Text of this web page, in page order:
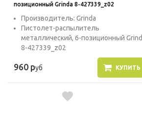
позиционный Grinda 8-427339_z02
Производитель: Grinda
Пистолет-распылитель
металлический, 6-позиционный
8-427339_z02
960 руб КУПИТЬ